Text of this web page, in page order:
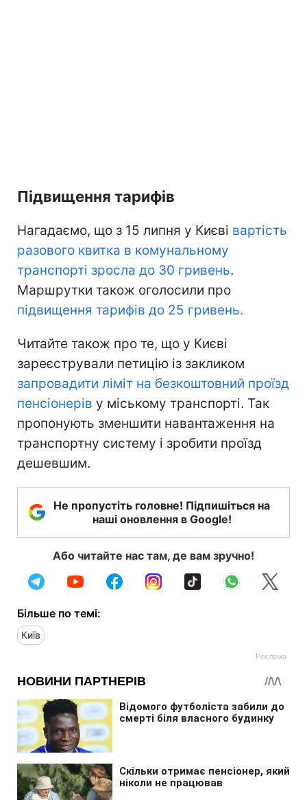
Підвищення тарифів
Нагадаємо, що з 15 липня у Києві вартість
разового квитка в комунальному
транспорті зросла до 30 гривень.
Маршрутки також оголосили про
підвищення тарифів до 25 гривень.
Читайте також про те, що у Києві
зареєстрували петицію із закликом
запровадити ліміт на безкоштовний проїзд
пенсіонерів у міському транспорті. Так
пропонують зменшити навантаження на
транспортну систему і зробити проїзд
дешевшим.
Не пропустіть головне! Підпишіться на
наші оновлення в Google!
Або читайте нас там, де вам зручно!
Більше по темі:
Київ